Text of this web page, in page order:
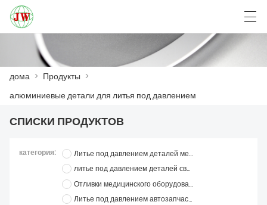
العربية Deutsch English
дома > Продукты >
алюминиевые детали для литья под давлением
СПИСКИ ПРОДУКТОВ
категория:
Литье под давлением деталей мебели
литье под давлением деталей связи
Отливки медицинского оборудования
Литье под давлением автозапчастей